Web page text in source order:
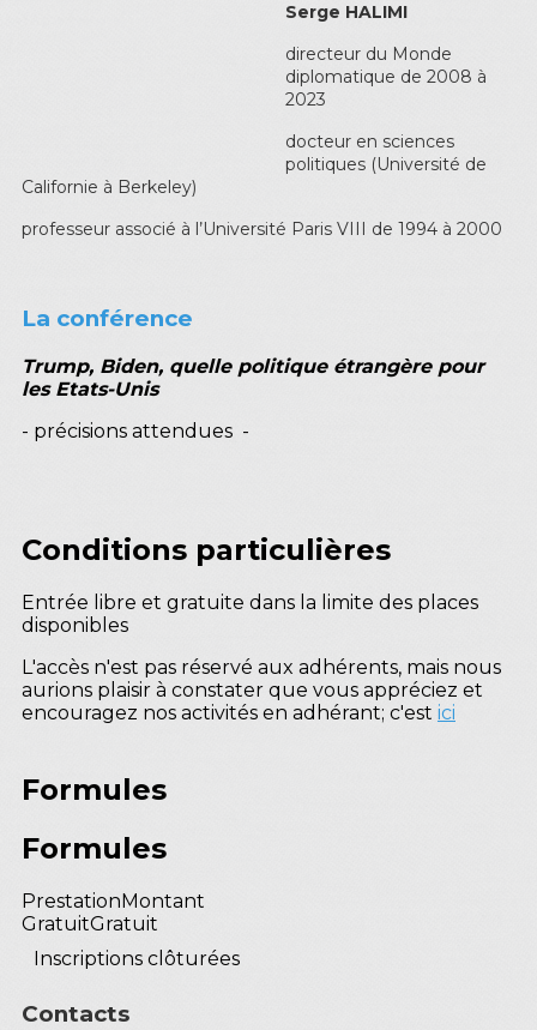
Serge HALIMI
directeur du Monde
diplomatique de 2008 à
2023
docteur en sciences
politiques (Université de
Californie à Berkeley)
professeur associé à l’Université Paris VIII de 1994 à 2000
La conférence
Trump, Biden, quelle politique étrangère pour
les Etats-Unis
- précisions attendues -
Conditions particulières
Entrée libre et gratuite dans la limite des places
disponibles
L'accès n'est pas réservé aux adhérents, mais nous
aurions plaisir à constater que vous appréciez et
encouragez nos activités en adhérant; c'est ici
Formules
Formules
PrestationMontant
GratuitGratuit
Inscriptions clôturées
Contacts